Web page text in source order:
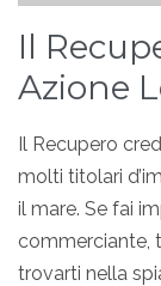
Il
Azione
Il Recupero
molti titolari
il mare. Se fai
commerciante,
trovarti nella